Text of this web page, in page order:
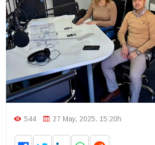
544 27 May, 2025. 15:20h